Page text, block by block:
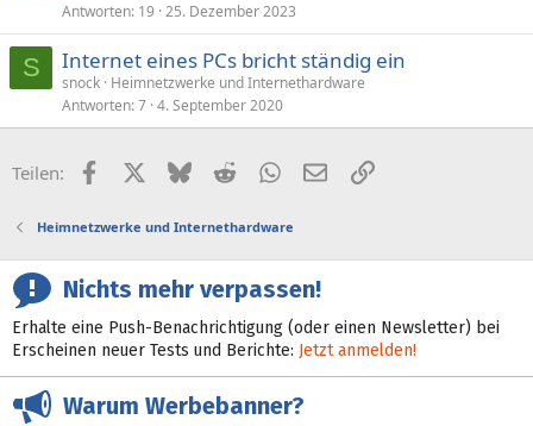
Antworten 19 25. Dezember 2023
S Internet eines PCs bricht ständig ein
snock Heimnetzwerke und Internethardware
Antworten 7 4. September 2020
Teilen: FacebookX (Twitter)
BlueskyRedditWhatsApp
E-MailLink
Heimnetzwerke und Internethardware
Nichts mehr verpassen!
Erhalte eine Push-Benachrichtigung (oder einen Newsletter) bei
Erscheinen neuer Tests und Berichte: Jetzt anmelden!
Warum Werbebanner?